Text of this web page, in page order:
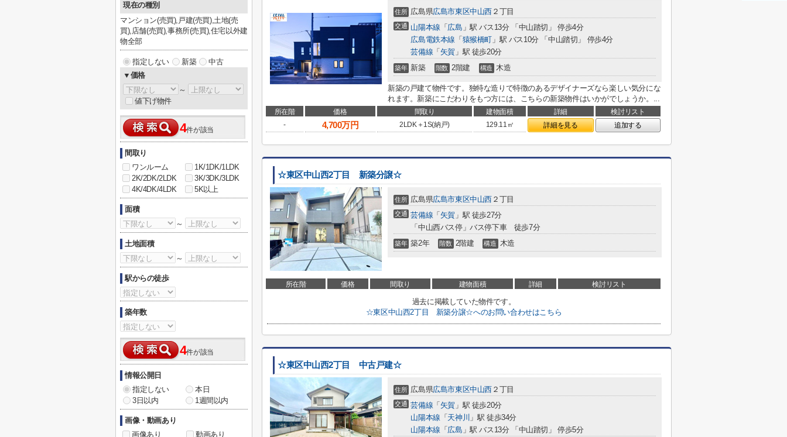
住所 広島県広島市東区中山西 ２丁目
交通 山陽本線 「 広島 」駅 バス13分 「中山踏切」 停歩4分
広島電鉄本線 「 猿猴橋町 」駅 バス10分 「中山踏切」 停歩4分
芸備線 「 矢賀 」駅 徒歩20分
築年 新築 階数 2階建 構造 木造
新築の戸建て物件です。独特な造りで特徴のあるデザイナーズなら楽しい気分にな
れます。新築にこだわりをもつ方には、こちらの新築物件はいかがでしょうか。...
所在階 価格 間取り 建物面積 詳細
検討リスト
-
4,700万円 2LDK＋1S(納戸) 129.11㎡ 詳細を見る 追加する
☆東区中山西2丁目 新築分譲☆
住所 広島県広島市東区中山西 ２丁目
交通 芸備線 「 矢賀 」駅 徒歩27分
「中山西バス停」バス停下車 徒歩7分
築年 築2年 階数 2階建 構造 木造
所在階 価格 間取り 建物面積 詳細 検討リスト
過去に掲載していた物件です。
☆東区中山西2丁目 新築分譲☆へのお問い合わせはこちら
☆東区中山西2丁目 中古戸建☆
住所 広島県広島市東区中山西 ２丁目
交通 芸備線 「 矢賀 」駅 徒歩20分
山陽本線 「 天神川 」駅 徒歩34分
山陽本線 「 広島 」駅 バス13分 「中山踏切」 停歩5分
現在の種別
マンション(売買),戸建(売買),土地(売
買),店舗(売買),事務所(売買),住宅以外建
物全部
指定しない 新築
中古
▼価格
～
値下げ物件
4件が該当
間取り
ワンルーム
1K/1DK/1LDK
2K/2DK/2LDK
3K/3DK/3LDK
4K/4DK/4LDK
5K以上
面積
～
土地面積
～
駅からの徒歩
築年数
4件が該当
情報公開日
指定しない
本日
3日以内
1週間以内
画像・動画あり
画像あり
動画あり